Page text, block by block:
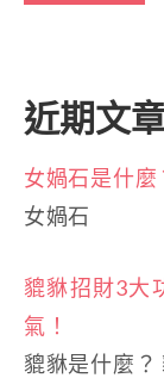
近期文
女媧石是什
女媧石
貔貅招財3大
氣！
貔貅是什麼